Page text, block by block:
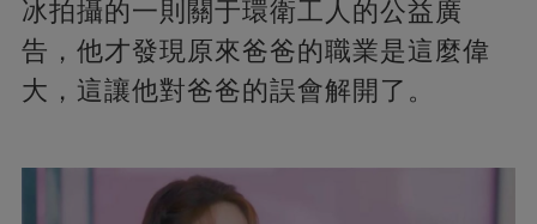
冰拍攝的一則關于環衛工人的公益廣
告，他才發現原來爸爸的職業是這麼偉
大，這讓他對爸爸的誤會解開了。